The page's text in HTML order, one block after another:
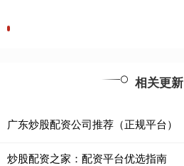
相关更新
广东炒股配资公司推荐（正规平台）
炒股配资之家：配资平台优选指南